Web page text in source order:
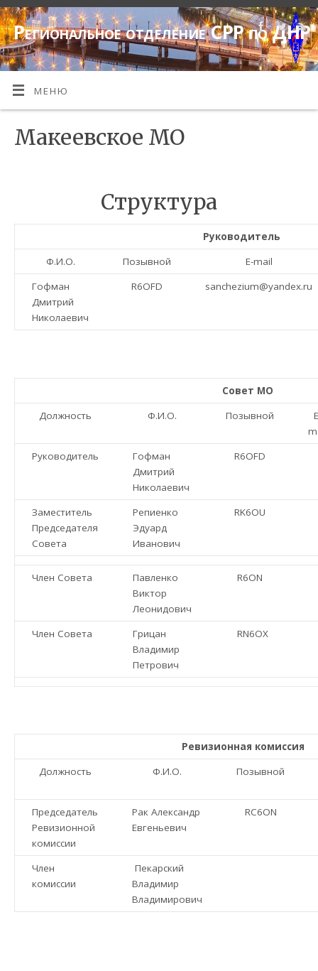
Региональное отделение СРР по ДНР
МЕНЮ
Макеевское МО
Структура
Руководитель
Ф.И.О.
Позывной
E-mail
Гофман
Дмитрий
Николаевич
R6OFD sanchezium@yandex.ru
Совет МО
Должность
Ф.И.О. Позывной
Руководитель
Гофман
Дмитрий
Николаевич
R6OFD
Заместитель
Председателя
Совета
Репиенко
Эдуард
Иванович
RK6OU
Член Совета
Павленко
Виктор
Леонидович
R6ON
Член Совета
Грицан
Владимир
Петрович
RN6OX
Ревизионная комиссия
Должность
Ф.И.О. Позывной
Председатель
Ревизионной
комиссии
Рак Александр
Евгеньевич
RC6ON
Член
комиссии
Пекарский
Владимир
Владимирович